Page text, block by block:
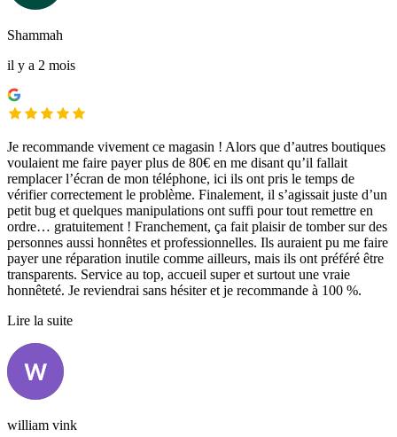
Shammah
il y a 2 mois
Je recommande vivement ce magasin ! Alors que d’autres boutiques
voulaient me faire payer plus de 80€ en me disant qu’il fallait
remplacer l’écran de mon téléphone, ici ils ont pris le temps de
vérifier correctement le problème. Finalement, il s’agissait juste d’un
petit bug et quelques manipulations ont suffi pour tout remettre en
ordre… gratuitement ! Franchement, ça fait plaisir de tomber sur des
personnes aussi honnêtes et professionnelles. Ils auraient pu me faire
payer une réparation inutile comme ailleurs, mais ils ont préféré être
transparents. Service au top, accueil super et surtout une vraie
honnêteté. Je reviendrai sans hésiter et je recommande à 100 %.
Lire la suite
william vink